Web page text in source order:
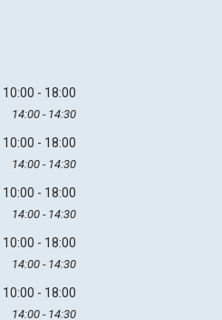
10:00 18:00
14:00 14:30
10:00 18:00
14:00 14:30
10:00 18:00
14:00 14:30
10:00 18:00
14:00 14:30
10:00 18:00
14:00 14:30